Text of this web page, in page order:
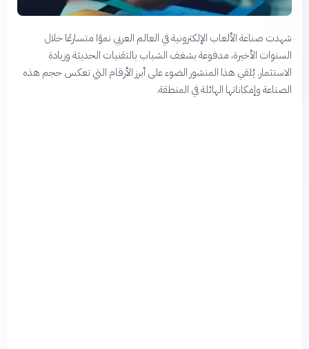
شهدت صناعة الألعاب الإلكترونية في العالم العربي نموًا متسارعًا خلال
السنوات الأخيرة، مدفوعة بشغف الشباب بالتقنيات الحديثة وزيادة
الاستثمار. يُلقي هذا المنشور الضوء على أبرز الأرقام التي تعكس حجم هذه
الصناعة وإمكاناتها الهائلة في المنطقة.